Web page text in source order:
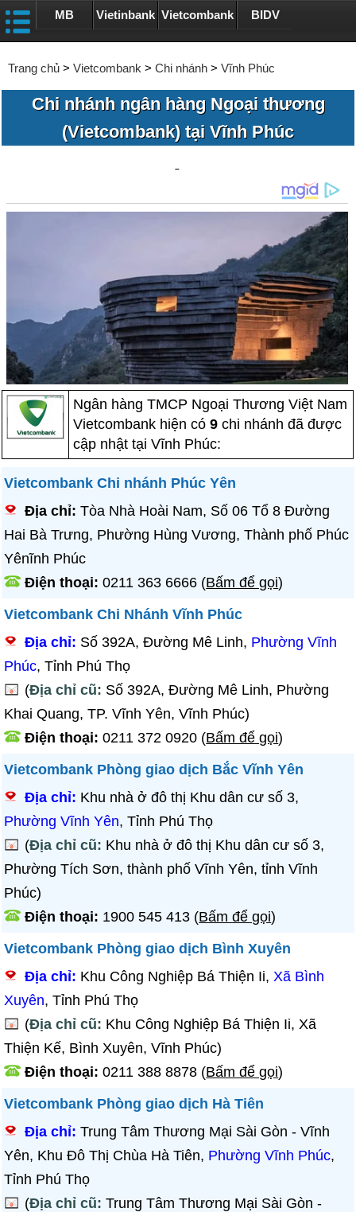
MB Vietinbank Vietcombank BIDV
Trang chủ > Vietcombank > Chi nhánh > Vĩnh Phúc
Chi nhánh ngân hàng Ngoại thương
(Vietcombank) tại Vĩnh Phúc
Ngân hàng TMCP Ngoại Thương Việt Nam
Vietcombank hiện có9 chi nhánh đã được
cập nhật tại Vĩnh Phúc:
Vietcombank Chi nhánh Phúc Yên
Địa chỉ:Tòa Nhà Hoài Nam, Số 06 Tổ 8 Đường
Hai Bà Trưng, Phường Hùng Vương, Thành phố Phúc
Yênĩnh Phúc
Điện thoại:0211 363 6666 (Bấm để gọi)
Vietcombank Chi Nhánh Vĩnh Phúc
Địa chỉ: Số 392A, Đường Mê Linh, Phường Vĩnh
Phúc, Tỉnh Phú Thọ
(Địa chỉ cũ: Số 392A, Đường Mê Linh, Phường
Khai Quang, TP. Vĩnh Yên, Vĩnh Phúc)
Điện thoại:0211 372 0920 (Bấm để gọi)
Vietcombank Phòng giao dịch Bắc Vĩnh Yên
Địa chỉ: Khu nhà ở đô thị Khu dân cư số 3,
Phường Vĩnh Yên, Tỉnh Phú Thọ
(Địa chỉ cũ: Khu nhà ở đô thị Khu dân cư số 3,
Phường Tích Sơn, thành phố Vĩnh Yên, tỉnh Vĩnh
Phúc)
Điện thoại: 1900 545 413 (Bấm để gọi)
Vietcombank Phòng giao dịch Bình Xuyên
Địa chỉ: Khu Công Nghiệp Bá Thiện Ii,Xã Bình
Xuyên, Tỉnh Phú Thọ
(Địa chỉ cũ: Khu Công Nghiệp Bá Thiện Ii, Xã
Thiện Kế, Bình Xuyên, Vĩnh Phúc)
Điện thoại:0211 388 8878 (Bấm để gọi)
Vietcombank Phòng giao dịch Hà Tiên
Địa chỉ:Trung Tâm Thương Mại Sài Gòn - Vĩnh
Yên, Khu Đô Thị Chùa Hà Tiên, Phường Vĩnh Phúc,
Tỉnh Phú Thọ
(Địa chỉ cũ:Trung Tâm Thương Mại Sài Gòn -